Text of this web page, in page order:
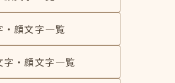
・顔文字一覧
字・顔文字一覧